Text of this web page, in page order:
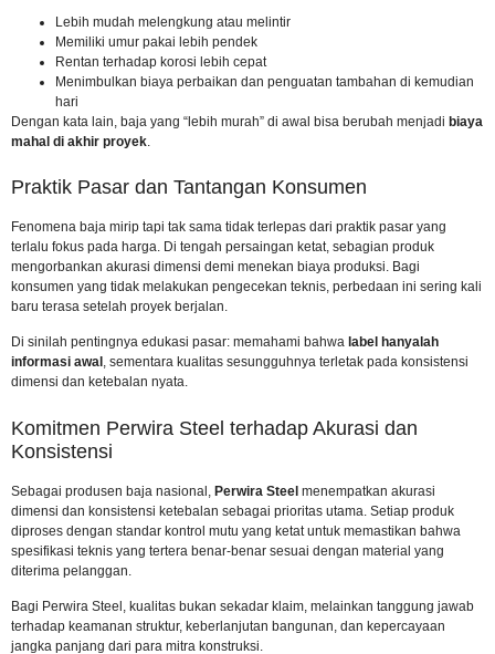
Lebih mudah melengkung atau melintir
Memiliki umur pakai lebih pendek
Rentan terhadap korosi lebih cepat
Menimbulkan biaya perbaikan dan penguatan tambahan di kemudian
hari
Dengan kata lain, baja yang “lebih murah” di awal bisa berubah menjadi biaya
mahal di akhir proyek
Praktik Pasar dan Tantangan Konsumen
Fenomena baja mirip tapi tak sama tidak terlepas dari praktik pasar yang
terlalu fokus pada harga. Di tengah persaingan ketat, sebagian produk
mengorbankan akurasi dimensi demi menekan biaya produksi. Bagi
konsumen yang tidak melakukan pengecekan teknis, perbedaan ini sering kali
baru terasa setelah proyek berjalan.
Di sinilah pentingnya edukasi pasar: memahami bahwa label hanyalah
informasi awal , sementara kualitas sesungguhnya terletak pada konsistensi
dimensi dan ketebalan nyata.
Komitmen Perwira Steel terhadap Akurasi dan
Konsistensi
Sebagai produsen baja nasional, Perwira Steel menempatkan akurasi
dimensi dan konsistensi ketebalan sebagai prioritas utama. Setiap produk
diproses dengan standar kontrol mutu yang ketat untuk memastikan bahwa
spesifikasi teknis yang tertera benar-benar sesuai dengan material yang
diterima pelanggan.
Bagi Perwira Steel, kualitas bukan sekadar klaim, melainkan tanggung jawab
terhadap keamanan struktur, keberlanjutan bangunan, dan kepercayaan
jangka panjang dari para mitra konstruksi.